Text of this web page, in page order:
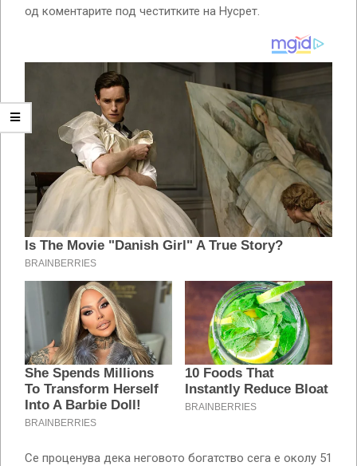
од коментарите под честитките на Нусрет.
Се проценува дека неговото богатство сега е околу 51